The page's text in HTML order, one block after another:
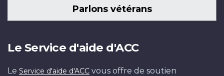
Parlons vétérans
Le Service d'aide d'ACC
Le Service d'aide d'ACC vous offre de soutien